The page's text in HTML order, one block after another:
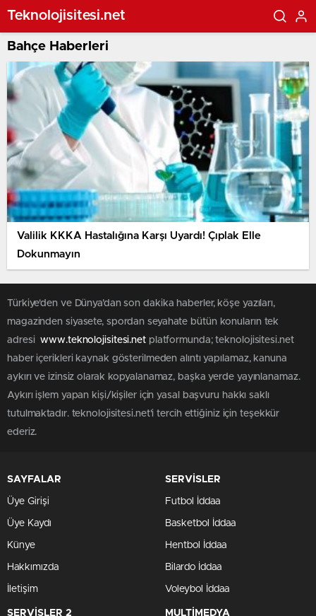
Teknolojisitesi.net
Bahçe Haberleri
Valilik KKKA Hastalığına Karşı Uyardı! Çıplak Elle
Dokunmayın
Türkiye'den ve Dünya’dan son dakika haberler, köşe yazıları,
magazinden siyasete, spordan seyahate bütün konuların tek
adresiwww.teknolojisitesi.netplatformunda; teknolojisitesi.net
haber içerikleri kaynak gösterilmeden alıntı yapılamaz, kanuna
aykırı ve izinsiz olarak kopyalanamaz, başka yerde yayınlanamaz.
Aykırı işlem yapan kişi/kişiler için yasal başvuru hakkı saklı
tutulmaktadır. teknolojisitesi.net'i tercih ettiğiniz için teşekkür
ederiz.
SAYFALAR
Üye Girişi
Üye Kaydı
Künye
Hakkımızda
İletişim
SERVİSLER
Futbol İddaa
Basketbol İddaa
Hentbol İddaa
Bilardo İddaa
Voleybol İddaa
SERVİSLER 2 MULTİMEDYA